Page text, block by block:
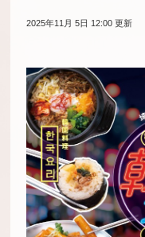
2025年11月 5日 12:00 更新